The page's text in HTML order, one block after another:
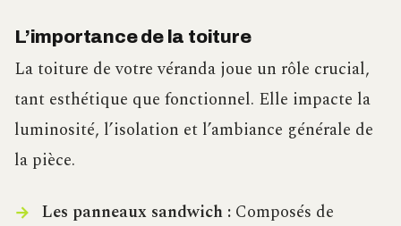
L’importance de la toiture
La toiture de votre véranda joue un rôle crucial,
tant esthétique que fonctionnel. Elle impacte la
luminosité, l’isolation et l’ambiance générale de
la pièce.
Les panneaux sandwich :Composés de